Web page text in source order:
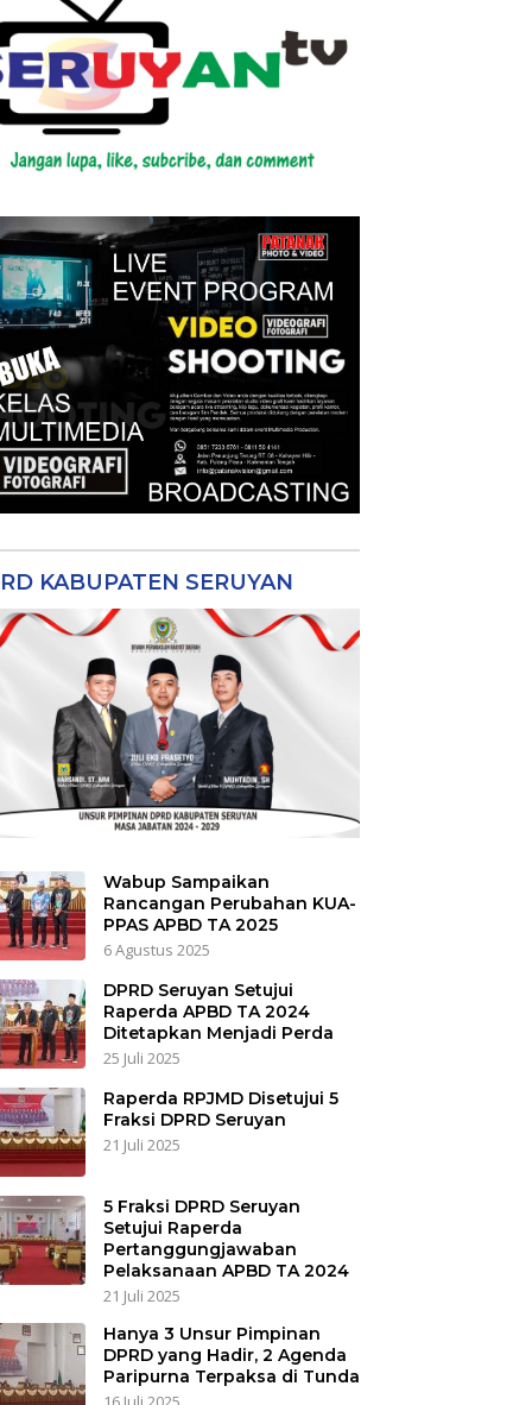
KABUPATEN SERUYAN
Wabup Sampaikan
Rancangan Perubahan KUA-
PPAS APBD TA 2025
6 Agustus 2025
DPRD Seruyan Setujui
Raperda APBD TA 2024
Ditetapkan Menjadi Perda
25 Juli 2025
Raperda RPJMD Disetujui 5
Fraksi DPRD Seruyan
21 Juli 2025
5 Fraksi DPRD Seruyan
Setujui Raperda
Pertanggungjawaban
Pelaksanaan APBD TA 2024
21 Juli 2025
Hanya 3 Unsur Pimpinan
DPRD yang Hadir, 2 Agenda
Paripurna Terpaksa di Tunda